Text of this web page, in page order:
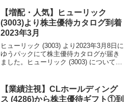
ています。ご理解頂ければ幸いです。ゲ
ームカード・ジ...
【増配・人気】ヒューリック
(3003)より株主優待カタログ到着
2023年3月
ヒューリック (3003) より2023年3月8日に
ゆうパックにて株主優待カタログが届き
ました。ヒューリック (3003) について
富士銀行の銀行店舗ビル管...
【業績注視】CLホールディング
ス (4286)から株主優待ギフト①到